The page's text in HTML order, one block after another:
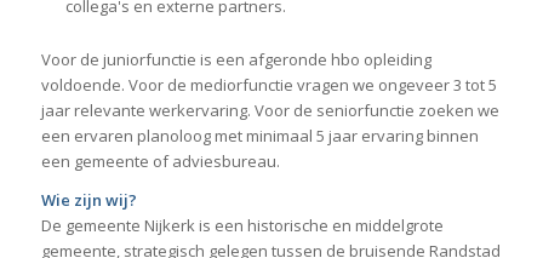
collega's en externe partners.
Voor de juniorfunctie is een afgeronde hbo opleiding
voldoende. Voor de mediorfunctie vragen we ongeveer 3 tot 5
jaar relevante werkervaring. Voor de seniorfunctie zoeken we
een ervaren planoloog met minimaal 5 jaar ervaring binnen
een gemeente of adviesbureau.
Wie zijn wij?
De gemeente Nijkerk is een historische en middelgrote
gemeente, strategisch gelegen tussen de bruisende Randstad